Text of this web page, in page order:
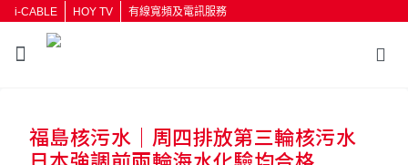
i-CABLE HOY TV 有線寬頻及電訊服務
按輸入鍵開始搜尋
福島核污水｜周四排放第三輪核污水